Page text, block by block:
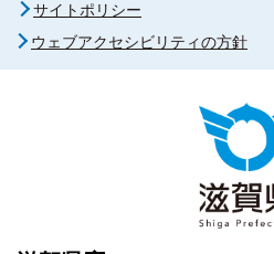
サイトポリシー
ウェブアクセシビリティの方針